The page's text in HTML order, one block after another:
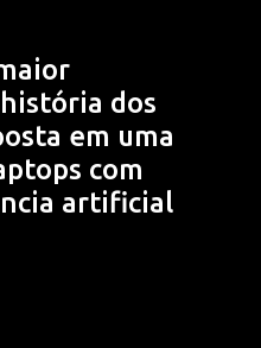
dos
em uma
com
artificial